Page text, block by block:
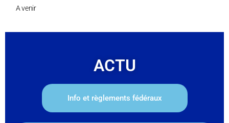
A venir
ACTU
Info et règlements fédéraux